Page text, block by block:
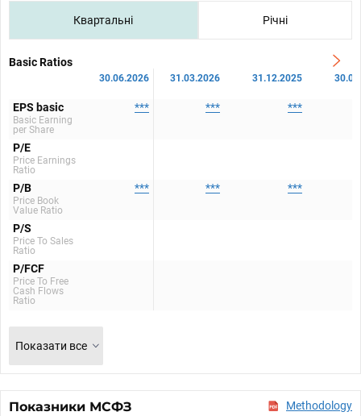
Квартальні Річні
Basic Ratios
30.06.2026 31.03.2026 31.12.2025
EPS basic
Basic Earning
per Share
*** *** ***
P/E
Price Earnings
Ratio
P/B
Price Book
Value Ratio
*** *** ***
P/S
Price To Sales
Ratio
P/FCF
Price To Free
Cash Flows
Ratio
Показати все
Показники МСФЗ Methodology